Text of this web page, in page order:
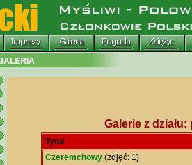
Galerie z
Tytuł
Czeremchowy(zdjęć: 1)